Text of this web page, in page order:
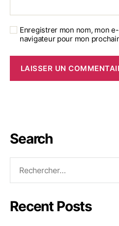
Enregistrer mon nom, mon
navigateur pour mon
Search
Recent Posts